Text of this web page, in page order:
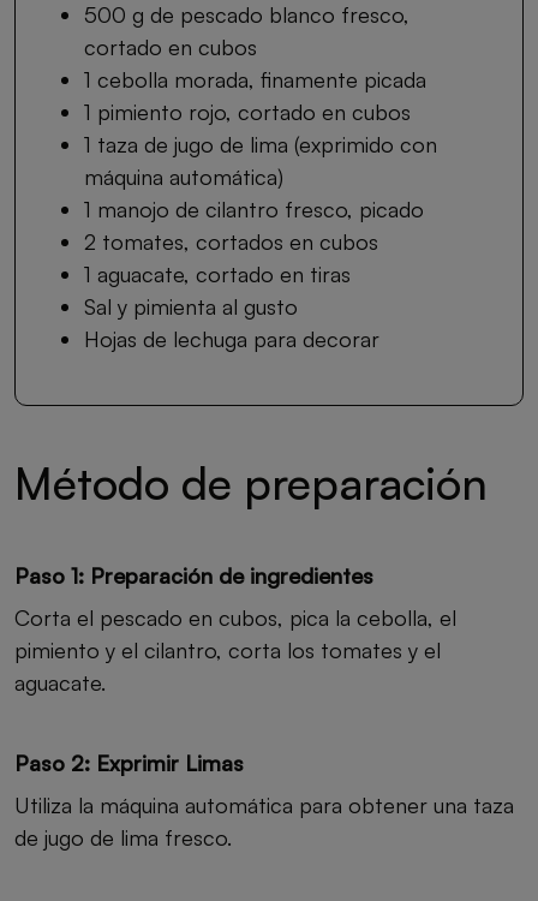
500 g de pescado blanco fresco,
cortado en cubos
1 cebolla morada, finamente picada
1 pimiento rojo, cortado en cubos
1 taza de jugo de lima (exprimido con
máquina automática)
1 manojo de cilantro fresco, picado
2 tomates, cortados en cubos
1 aguacate, cortado en tiras
Sal y pimienta al gusto
Hojas de lechuga para decorar
Método de preparación
Paso 1: Preparación de ingredientes
Corta el pescado en cubos, pica la cebolla, el
pimiento y el cilantro, corta los tomates y el
aguacate.
Paso 2: Exprimir Limas
Utiliza la máquina automática para obtener una taza
de jugo de lima fresco.